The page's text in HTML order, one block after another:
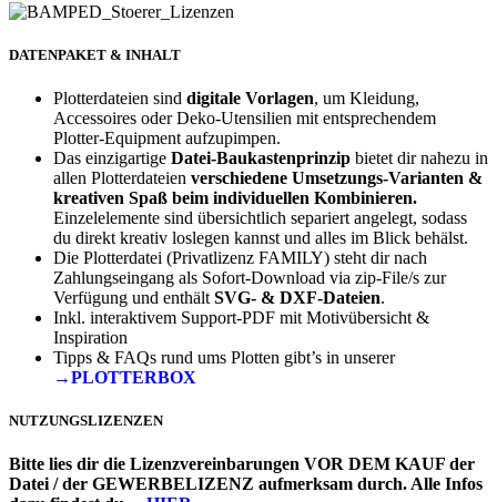
DATENPAKET & INHALT
Plotterdateien sind digitale Vorlagen, um Kleidung,
Accessoires oder Deko-Utensilien mit entsprechendem
Plotter-Equipment aufzupimpen.
Das einzigartige Datei-Baukastenprinzip bietet dir nahezu in
allen Plotterdateien verschiedene Umsetzungs-Varianten &
kreativen Spaß beim individuellen Kombinieren.
Einzelelemente sind übersichtlich separiert angelegt, sodass
du direkt kreativ loslegen kannst und alles im Blick behälst.
Die Plotterdatei (Privatlizenz FAMILY) steht dir nach
Zahlungseingang als Sofort-Download via zip-File/s zur
Verfügung und enthält SVG- & DXF-Dateien.
Inkl. interaktivem Support-PDF mit Motivübersicht &
Inspiration
Tipps & FAQs rund ums Plotten gibt’s in unserer
→PLOTTERBOX
NUTZUNGSLIZENZEN
Bitte lies dir die Lizenzvereinbarungen VOR DEM KAUF der
Datei / der GEWERBELIZENZ aufmerksam durch. Alle Infos